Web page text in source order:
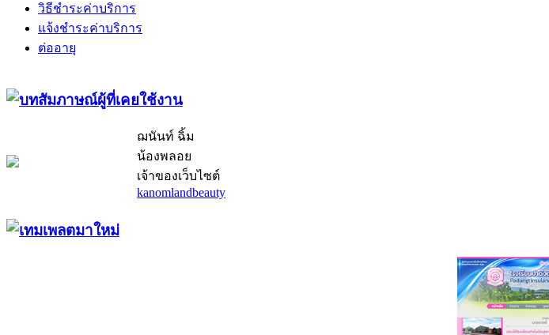
วิธีชำระค่าบริการ
แจ้งชำระค่าบริการ
ต่ออายุ
ฌนันท์ ฉิ้ม
น้องพลอย
เจ้าของเว็บไซต์
kanomlandbeauty